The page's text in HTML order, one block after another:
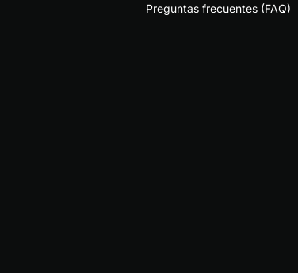
Preguntas frecuentes (FAQ)